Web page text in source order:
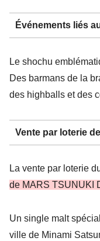
Événements liés
Le shochu
Des barmans de la
des highballs et des
Vente par loterie
La vente par loterie
de MARS TSUNUKI
Un single malt
ville de Minami